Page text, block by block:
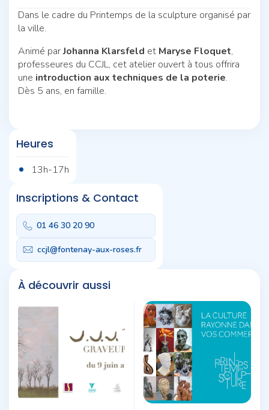
Dans le cadre du Printemps de la sculpture organisé par
la ville.
Animé parJohanna Klarsfeld et Maryse Floquet,
professeures du CCJL, cet atelier ouvert à tous offrira
une introduction aux techniques de la poterie.
Dès 5 ans, en famille.
Heures
13h-17h
Inscriptions & Contact
01 46 30 20 90
ccjl@fontenay-aux-roses.fr
À découvrir aussi